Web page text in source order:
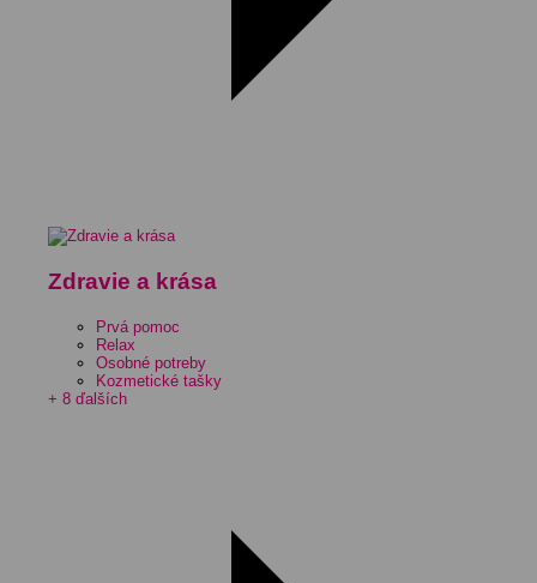
Zdravie a krása
Prvá pomoc
Relax
Osobné potreby
Kozmetické tašky
+ 8 ďalších